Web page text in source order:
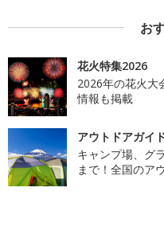
お
花火特集2026
2026年の花火大
情報も掲載
アウトドアガイ
キャンプ場、グ
まで！全国のア